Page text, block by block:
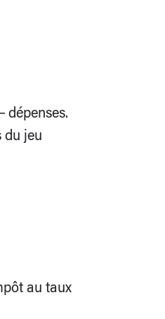
dépenses.
du jeu
au taux